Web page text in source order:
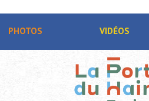
PHOTOS VIDÉOS